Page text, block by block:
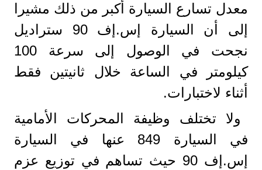
معدل تسارع السيارة أكبر من ذلك مشيرا
إلى أن السيارة إس.إف 90 ستراديل
نجحت في الوصول إلى سرعة 100
كيلومتر في الساعة خلال ثانيتين فقط
أثناء لاختبارات.
ولا تختلف وظيفة المحركات الأمامية
في السيارة 849 عنها في السيارة
إس.إف 90 حيث تساهم في توزيع عزم